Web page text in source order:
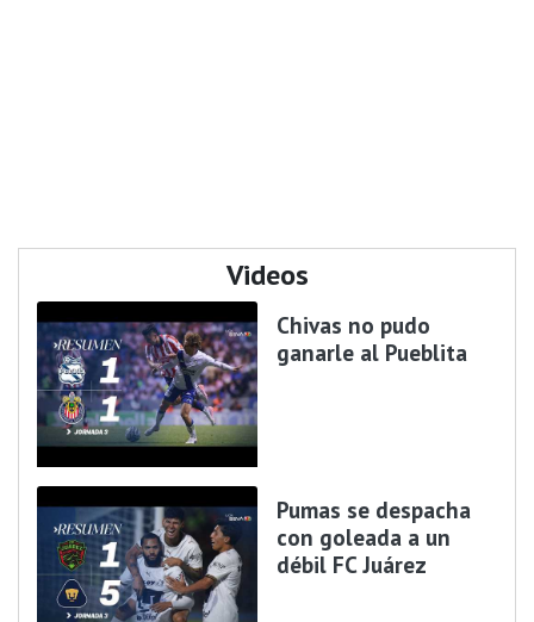
Videos
Chivas no pudo
ganarle al Pueblita
Pumas se despacha
con goleada a un
débil FC Juárez